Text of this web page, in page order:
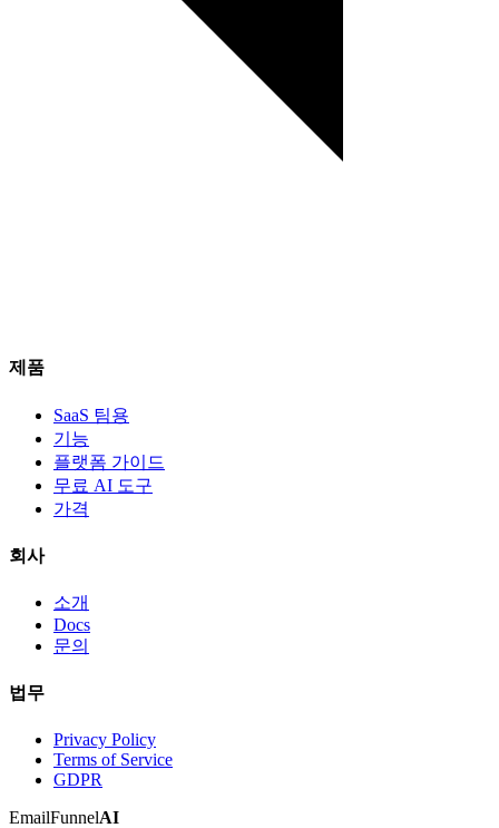
제품
SaaS 팀용
기능
플랫폼 가이드
무료 AI 도구
가격
회사
소개
Docs
문의
법무
Privacy Policy
Terms of Service
GDPR
EmailFunnelAI